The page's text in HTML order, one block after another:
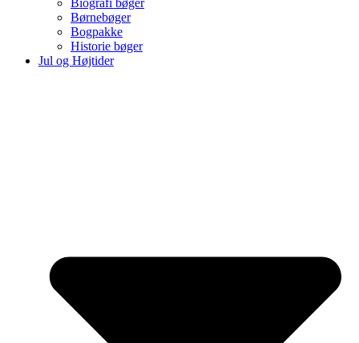
Biografi bøger
Børnebøger
Bogpakke
Historie bøger
Jul og Højtider